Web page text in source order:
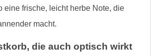
eine frische, leicht herbe Note, die
macht.
die auch optisch wirkt